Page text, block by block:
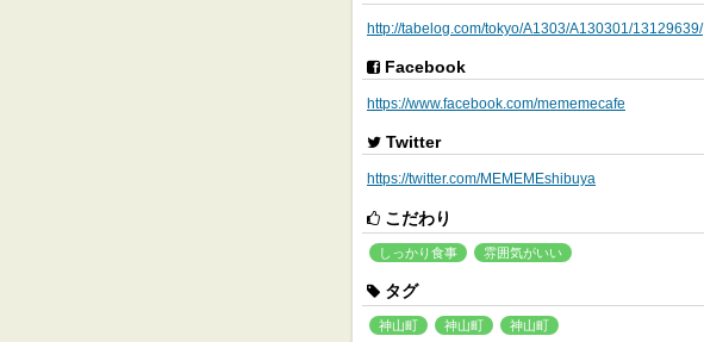
http://tabelog.com/tokyo/A1303/A130301/13129639/
Facebook
https://www.facebook.com/mememecafe
Twitter
https://twitter.com/MEMEMEshibuya
こだわり
しっかり食事 雰囲気がいい
タグ
神山町 神山町 神山町